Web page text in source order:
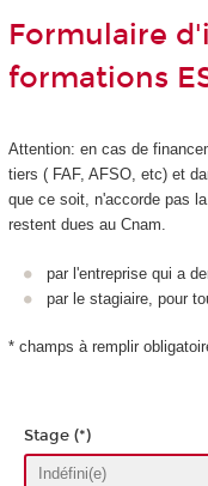
Formulaire
formations
Attention: en cas de
tiers ( FAF, AFSO, etc) et
que ce soit, n'accorde pas
restent dues au Cnam.
par l'entreprise qui a
par le stagiaire, pour
* champs à remplir
Stage (*)